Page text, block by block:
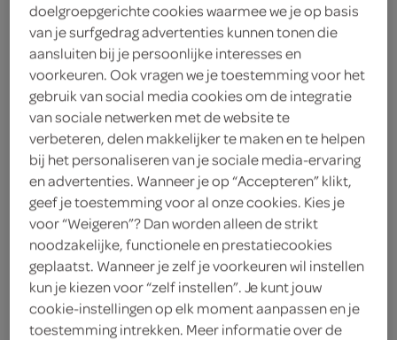
altijd laag geprijsd bij
SPAR
Bij SPAR vind je meer dan 200
artikelen Altijd Laag in prijs. Je
herkent ze aan het rode Altijd
Laag logo.
combideals
kies een winkel voor actuele prijzen en assortiment
zoek winkel
doelgroepgerichte cookies waarmee we je op basis
van je surfgedrag advertenties kunnen tonen die
aansluiten bij je persoonlijke interesses en
voorkeuren. Ook vragen we je toestemming voor het
gebruik van social media cookies om de integratie
van sociale netwerken met de website te
verbeteren, delen makkelijker te maken en te helpen
bij het personaliseren van je sociale media-ervaring
en advertenties. Wanneer je op “Accepteren” klikt,
geef je toestemming voor al onze cookies. Kies je
voor “Weigeren”? Dan worden alleen de strikt
noodzakelijke, functionele en prestatiecookies
geplaatst. Wanneer je zelf je voorkeuren wil instellen
kun je kiezen voor “zelf instellen”. Je kunt jouw
cookie-instellingen op elk moment aanpassen en je
toestemming intrekken. Meer informatie over de